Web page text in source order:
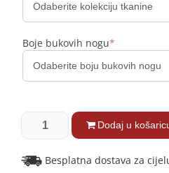
Boje bukovih nogu*
Dodaj u
Besplatna dostava za